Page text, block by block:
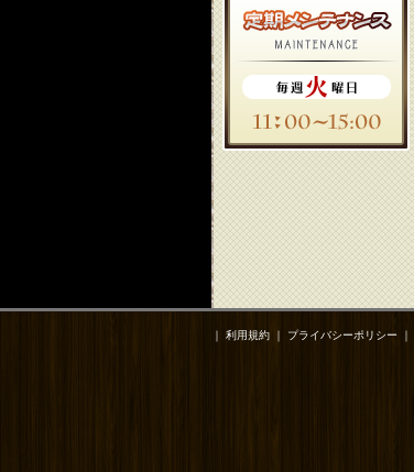
｜ 利用規約 ｜ プライバシーポリシー ｜